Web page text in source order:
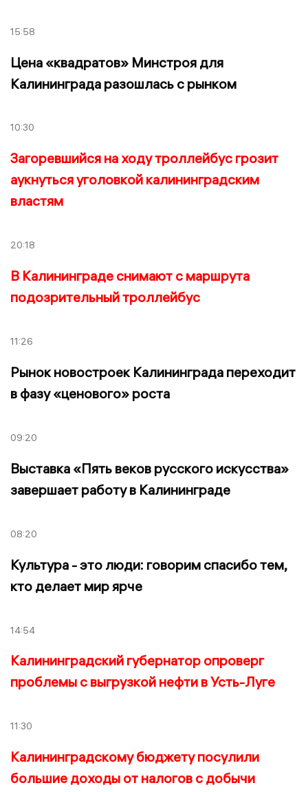
15:58
Цена «квадратов» Минстроя для
Калининграда разошлась с рынком
10:30
Загоревшийся на ходу троллейбус грозит
аукнуться уголовкой калининградским
властям
20:18
В Калининграде снимают с маршрута
подозрительный троллейбус
11:26
Рынок новостроек Калининграда переходит
в фазу «ценового» роста
09:20
Выставка «Пять веков русского искусства»
завершает работу в Калининграде
08:20
Культура - это люди: говорим спасибо тем,
кто делает мир ярче
14:54
Калининградский губернатор опроверг
проблемы с выгрузкой нефти в Усть-Луге
11:30
Калининградскому бюджету посулили
большие доходы от налогов с добычи